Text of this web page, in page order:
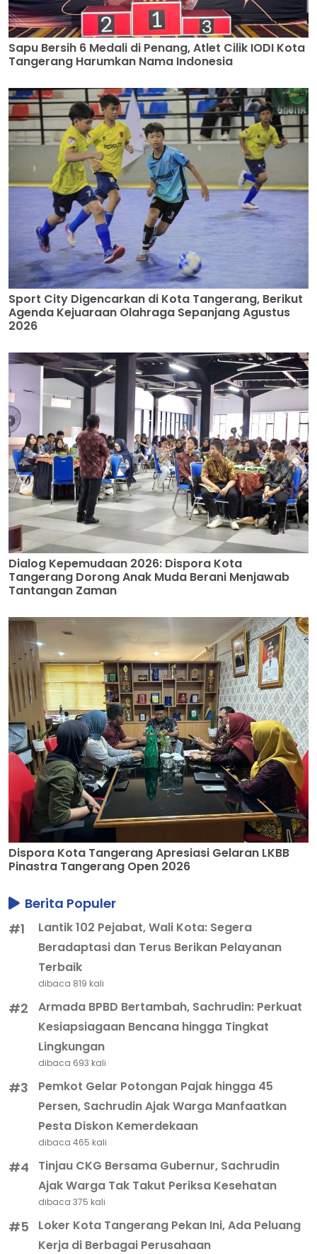
Sapu Bersih 6 Medali di Penang, Atlet Cilik IODI Kota
Tangerang Harumkan Nama Indonesia
Sport City Digencarkan di Kota Tangerang, Berikut
Agenda Kejuaraan Olahraga Sepanjang Agustus
2026
Dialog Kepemudaan 2026: Dispora Kota
Tangerang Dorong Anak Muda Berani Menjawab
Tantangan Zaman
Dispora Kota Tangerang Apresiasi Gelaran LKBB
Pinastra Tangerang Open 2026
Berita Populer
#1
Lantik 102 Pejabat, Wali Kota: Segera
Beradaptasi dan Terus Berikan Pelayanan
Terbaik
dibaca 819 kali
#2
Armada BPBD Bertambah, Sachrudin: Perkuat
Kesiapsiagaan Bencana hingga Tingkat
Lingkungan
dibaca 693 kali
#3
Pemkot Gelar Potongan Pajak hingga 45
Persen, Sachrudin Ajak Warga Manfaatkan
Pesta Diskon Kemerdekaan
dibaca 465 kali
#4
Tinjau CKG Bersama Gubernur, Sachrudin
Ajak Warga Tak Takut Periksa Kesehatan
dibaca 375 kali
#5
Loker Kota Tangerang Pekan Ini, Ada Peluang
Kerja di Berbagai Perusahaan